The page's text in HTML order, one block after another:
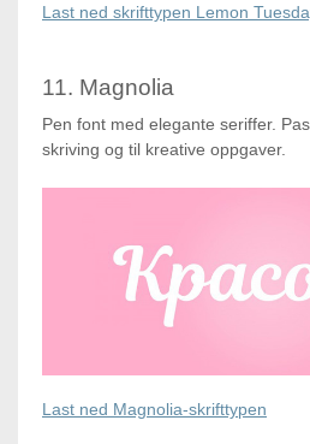
Last ned skrifttypen Lemon
11. Magnolia
Pen font med elegante seriffer.
skriving og til kreative oppgaver.
Last ned Magnolia-skrifttypen